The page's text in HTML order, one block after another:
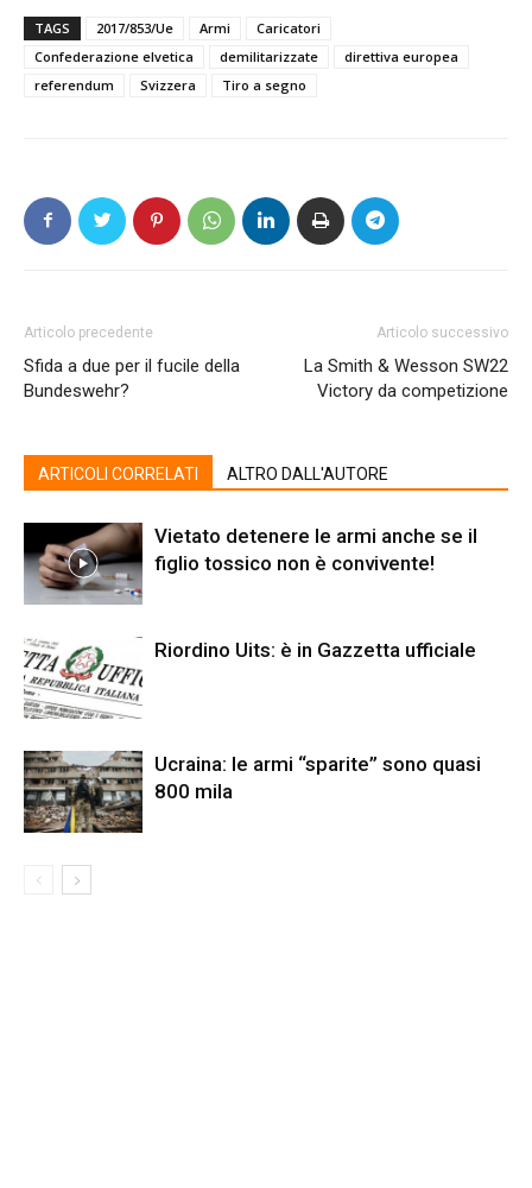
TAGS 2017/853/Ue Armi
Caricatori
Confederazione elvetica
demilitarizzate
direttiva europea
referendum
Svizzera Tiro a segno
Articolo precedente
Sfida a due per il fucile della
Bundeswehr?
Articolo successivo
La Smith & Wesson SW22
Victory da competizione
ARTICOLI CORRELATI ALTRO DALL'AUTORE
Vietato detenere le armi anche se il
figlio tossico non è convivente!
Riordino Uits: è in Gazzetta ufficiale
Ucraina: le armi “sparite” sono quasi
800 mila